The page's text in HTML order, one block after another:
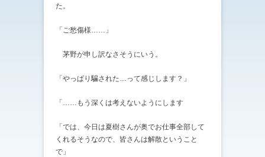
た。
「ご愁傷様……」
茅野が申し訳なさそうにいう。
「やっぱり騙された…って感じします？」
「……もう深くは考えないようにします
「では、今日は夏樹さんが奥でお仕事全部して
くれるそうなので、皆さんは解散ということ
で」